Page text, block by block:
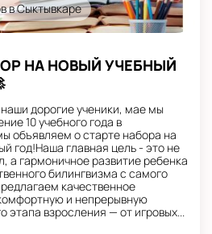
в Сыктывкаре
НА НОВЫЙ УЧЕБНЫЙ
дорогие ученики, мае мы
10 учебного года в
объявляем о старте набора на
год!Наша главная цель - это не
а гармоничное развитие ребенка
билингвизма с самого
качественное
и непрерывную
этапа взросления — от игровых...